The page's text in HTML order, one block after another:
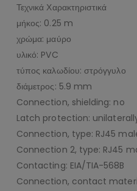
Τεχνικά Χαρακτηριστικά
μήκος: 0.25 m
χρώμα: μαύρο
υλικό: PVC
τύπος καλωδίου: στρόγγυλο
διάμετρος: 5.9 mm
Connection, shielding: no
Latch protection:
Connection, type: RJ45
Connection 2, type: RJ45
Contacting: EIA/TIA-568B
Connection, contact